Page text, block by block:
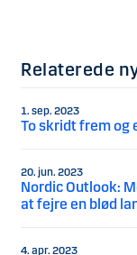
Relaterede
1. sep. 2023
To skridt frem og
20. jun. 2023
Nordic Outlook:
at fejre en blød
4. apr. 2023